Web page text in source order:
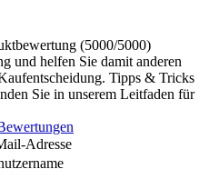
(5000/5000)
und helfen Sie damit anderen
Tipps & Tricks
Sie in unserem Leitfaden für
Adresse